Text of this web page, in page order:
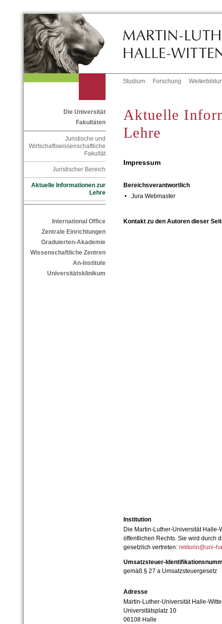
Studium Forschung
Die Universität
Fakultäten
Juristische und
Wirtschaftswissenschaftliche
Fakultät
Juristischer Bereich
Aktuelle Informationen zur
Lehre
International Office
Zentrale Einrichtungen
Graduierten-Akademie
Wissenschaftliche Zentren
An-Institute
Universitätsklinikum
Aktuelle
Lehre
Impressum
Bereichsverantwortlich
Jura Webmaster
Kontakt zu den Autoren dieser
Institution
Die Martin-Luther-Universität
öffentlichen Rechts. Sie wird durch
gesetzlich vertreten: rektorin@uni-
Umsatzsteuer-
gemäß § 27 a Umsatzsteuergesetz
Adresse
Martin-Luther-Universität Halle-
Universitätsplatz 10
06108 Halle